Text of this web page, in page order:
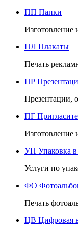
ПП Папки
Изготовление
ПЛ Плакаты
Печать
ПР
Презентации,
ПГ
Изготовление
УП Упаковка
Услуги по
ФО
Печать
ЦВ Цифровая